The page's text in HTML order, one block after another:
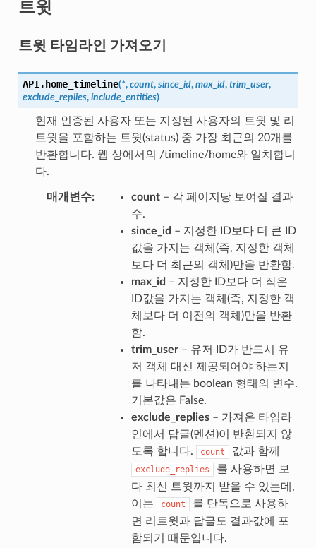
트윗
트윗 타임라인 가져오기
API. home_timeline(*, count, since_id, max_id, trim_user,
exclude_replies, include_entities)
현재 인증된 사용자 또는 지정된 사용자의 트윗 및 리
트윗을 포함하는 트윗(status) 중 가장 최근의 20개를
반환합니다. 웹 상에서의 /timeline/home와 일치합니
다.
매개변수 count– 각 페이지당 보여질 결과
수.
since_id – 지정한 ID보다 더 큰 ID
값을 가지는 객체(즉, 지정한 객체
보다 더 최근의 객체)만을 반환함.
max_id – 지정한 ID보다 더 작은
ID값을 가지는 객체(즉, 지정한 객
체보다 더 이전의 객체)만을 반환
함.
trim_user– 유저 ID가 반드시 유
저 객체 대신 제공되어야 하는지
를 나타내는 boolean 형태의 변수.
기본값은 False.
exclude_replies– 가져온 타임라
인에서 답글(멘션)이 반환되지 않
도록 합니다.
count 값과 함께
exclude_replies
를 사용하면 보
다 최신 트윗까지 받을 수 있는데,
이는
count
를 단독으로 사용하
면 리트윗과 답글도 결과값에 포
함되기 때문입니다.